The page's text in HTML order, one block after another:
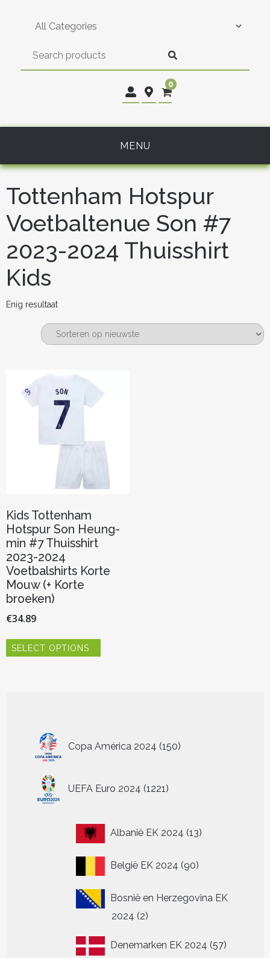
0
MENU
Tottenham Hotspur
Voetbaltenue Son #7
2023-2024 Thuisshirt
Kids
Enig resultaat
Kids Tottenham
Hotspur Son Heung-
min #7 Thuisshirt
2023-2024
Voetbalshirts Korte
Mouw (+ Korte
broeken)
€34.89
SELECT OPTIONS
worden
productpagina
Copa América 2024 150
producten
UEFA Euro 2024 1221
producten
Albanië EK 2024 1313
België EK 2024 9090
Bosnië en Herzegovina EK
2024 22
Denemarken EK 2024 5757